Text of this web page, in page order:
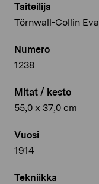
Taiteilija
Törnwall-Collin Eva
Numero
1238
Mitat / kesto
55,0 x 37,0 cm
Vuosi
1914
Tekniikka